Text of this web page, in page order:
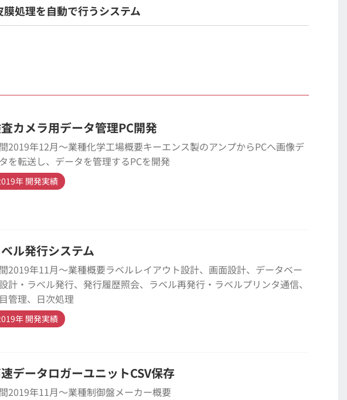
膜処理を自動で行うシステム
カメラ用データ管理PC開発
2019年12月～業種化学工場概要キーエンス製のアンプからPCへ画像デ
を転送し、データを管理するPCを開発
年 開発実績
ル発行システム
2019年11月～業種概要ラベルレイアウト設計、画面設計、データベー
計・ラベル発行、発行履歴照会、ラベル再発行・ラベルプリンタ通信、
管理、日次処理
年 開発実績
データロガーユニットCSV保存
2019年11月～業種制御盤メーカー概要